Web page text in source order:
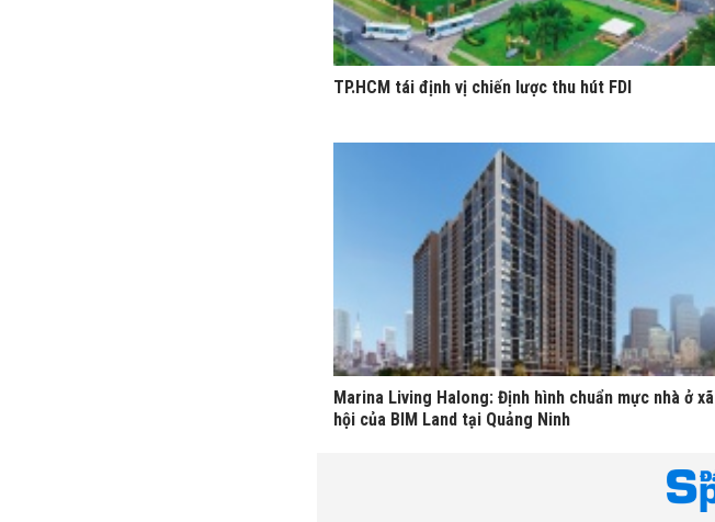
TP.HCM tái định vị chiến lược thu hút FDI
Marina Living Halong: Định hình chuẩn mực nhà ở xã
hội của BIM Land tại Quảng Ninh